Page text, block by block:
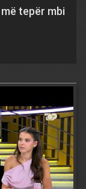
tepër mbi